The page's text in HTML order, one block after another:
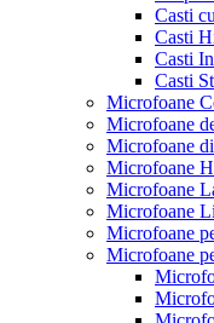
Casti
Casti
Casti
Casti
Microfoane
Microfoane
Microfoane
Microfoane
Microfoane
Microfoane
Microfoane
Microfoane